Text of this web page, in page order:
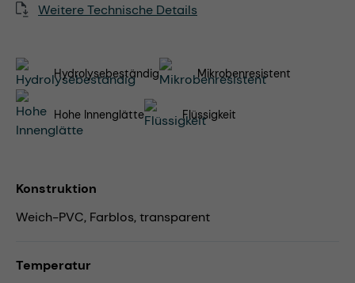
Weitere Technische Details
Hydrolysebeständig Mikrobenresistent
Hohe Innenglätte Flüssigkeit
Konstruktion
Weich-PVC, Farblos, transparent
Temperatur